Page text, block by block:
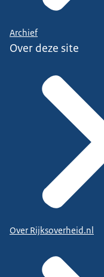
Archief
Over deze site
Over Rijksoverheid.nl